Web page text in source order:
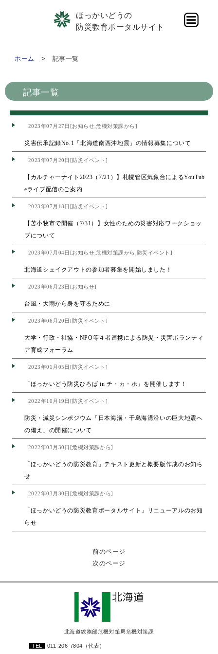
ほっかいどうの
防災教育ポータルサイト
ホーム 記事一覧
記事一覧
2023年07月27日[お知らせ,危機対策課から]
災害伝承記録No.1「北海道南西沖地震」の情報募集について
2023年07月20日[防災イベント]
【カルチャーナイト2023（7/21）】札幌管区気象台によるYouTub
eライブ配信のご案内
2023年07月18日[防災イベント]
【苫小牧市で開催（7/31）】女性のための災害対応ワークショッ
プについて
2023年07月04日[お知らせ,危機対策課から,防災イベント]
北海道シェイクアウトの参加者募集を開始しました！
2023年06月23日[お知らせ]
台風・大雨から身を守るために
2023年06月20日[防災イベント]
大学・行政・社協・NPO等４者連携による防災・災害ボランティ
ア育成フォーラム
2023年01月05日[防災イベント]
「ほっかいどう防災ひろば in チ・カ・ホ」を開催します！
2022年10月19日[防災イベント]
防災・減災シンポジウム「日本海溝・千島海溝沿いの巨大地震へ
の備え」の開催について
2022年03月30日[危機対策課から]
「ほっかいどうの防災教育」テキスト更新と概要版作成のお知ら
せ
2022年03月30日[危機対策課から]
「ほっかいどうの防災教育ポータルサイト」リニューアルのお知
らせ
前のページ
次のページ
北海道総務部危機対策局危機対策課
TEL 011-206-7804 （代表）